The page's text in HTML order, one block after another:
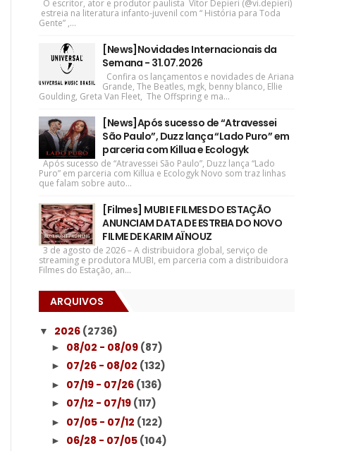
O escritor, ator e produtor paulista Vítor Depieri (@vi.depieri)
estreia na literatura infanto-juvenil com “ História para Toda
Gente” ,...
[News]Novidades Internacionais da
Semana - 31.07.2026
Confira os lançamentos e novidades de Ariana
Grande, The Beatles, mgk, benny blanco, Ellie
Goulding, Greta Van Fleet, The Offspring e ma...
[News]Após sucesso de “Atravessei
São Paulo”, Duzz lança “Lado Puro” em
parceria com Killua e Ecologyk
Após sucesso de “Atravessei São Paulo”, Duzz lança “Lado
Puro” em parceria com Killua e Ecologyk Novo som traz linhas
que falam sobre auto...
[Filmes] MUBI E FILMES DO ESTAÇÃO
ANUNCIAM DATA DE ESTREIA DO NOVO
FILME DE KARIM AÏNOUZ
3 de agosto de 2026 – A distribuidora global, serviço de
streaming e produtora MUBI, em parceria com a distribuidora
Filmes do Estação, an...
ARQUIVOS
▼ 2026 (2736)
► 08/02 - 08/09 (87)
► 07/26 - 08/02 (132)
► 07/19 - 07/26 (136)
► 07/12 - 07/19 (117)
► 07/05 - 07/12 (122)
► 06/28 - 07/05 (104)